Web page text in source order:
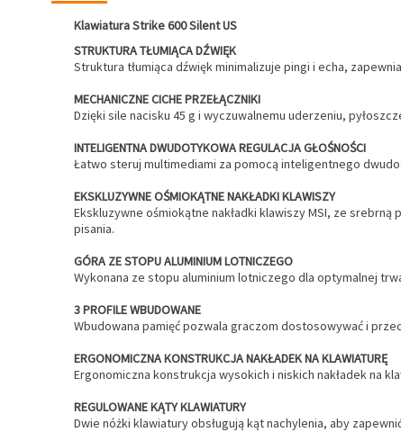
Klawiatura Strike 600 Silent US
STRUKTURA TŁUMIĄCA DŹWIĘK
Struktura tłumiąca dźwięk minimalizuje pingi i echa,
MECHANICZNE CICHE PRZEŁĄCZNIKI
Dzięki sile nacisku 45 g i wyczuwalnemu uderzeniu,
INTELIGENTNA DWUDOTYKOWA REGULACJA GŁOŚNOŚCI
Łatwo steruj multimediami za pomocą inteligentnego
EKSKLUZYWNE OŚMIOKĄTNE NAKŁADKI KLAWISZY
Ekskluzywne ośmiokątne nakładki klawiszy MSI, ze
pisania.
GÓRA ZE STOPU ALUMINIUM LOTNICZEGO
Wykonana ze stopu aluminium lotniczego dla optymalnej
3 PROFILE WBUDOWANE
Wbudowana pamięć pozwala graczom dostosowywać i
ERGONOMICZNA KONSTRUKCJA NAKŁADEK NA KLAWIATURĘ
Ergonomiczna konstrukcja wysokich i niskich nakładek na
REGULOWANE KĄTY KLAWIATURY
Dwie nóżki klawiatury obsługują kąt nachylenia, aby